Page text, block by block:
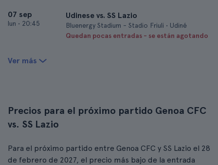
07 sep
lun • 20:45
Udinese vs. SS Lazio
Bluenergy Stadium - Stadio Friuli • Udiné
Quedan pocas entradas - se están agotando
Ver más
Precios para el próximo partido Genoa CFC
vs. SS Lazio
Para el próximo partido entre Genoa CFC y SS Lazio el 28
de febrero de 2027, el precio más bajo de la entrada